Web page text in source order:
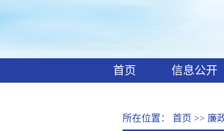
首页
信息公开
所在位置： 首页 >> 廉